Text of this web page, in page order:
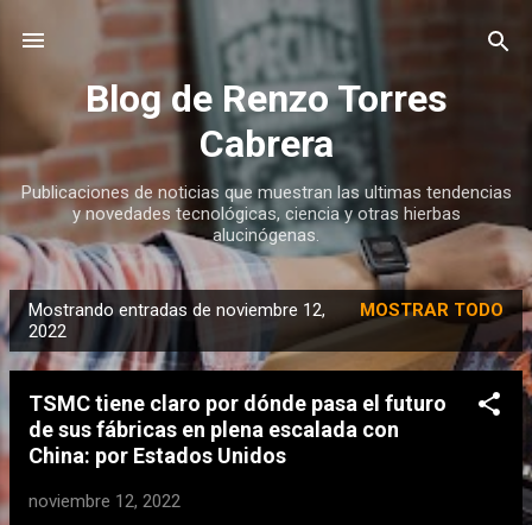
Ir al contenido principal
Blog de Renzo Torres
Cabrera
Publicaciones de noticias que muestran las ultimas tendencias
y novedades tecnológicas, ciencia y otras hierbas
alucinógenas.
E
n
Mostrando entradas de noviembre 12,
2022
MOSTRAR TODO
TSMC tiene claro por dónde pasa el futuro
de sus fábricas en plena escalada con
China: por Estados Unidos
noviembre 12, 2022